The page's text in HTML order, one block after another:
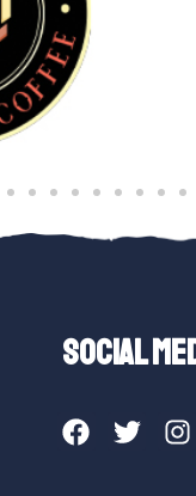
SOCIAL